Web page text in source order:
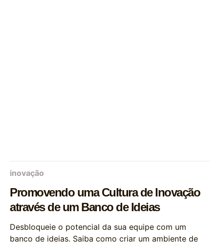
inovação
Promovendo uma Cultura de Inovação
através de um Banco de Ideias
Desbloqueie o potencial da sua equipe com um
banco de ideias. Saiba como criar um ambiente de